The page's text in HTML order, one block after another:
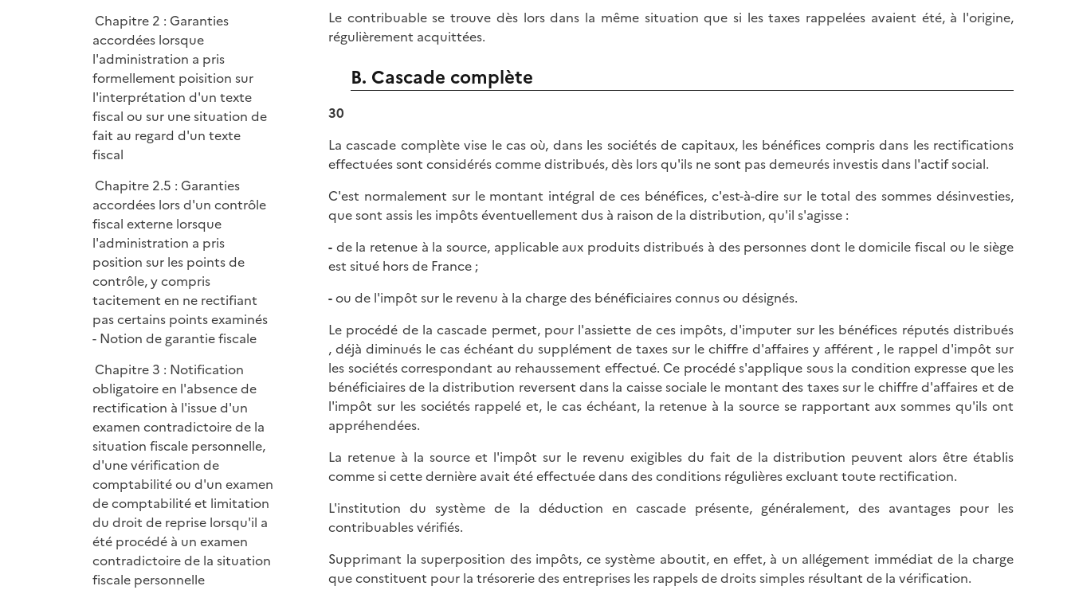
Chapitre 2 : Garanties
accordées lorsque
l'administration a pris
formellement poisition sur
l'interprétation d'un texte
fiscal ou sur une situation de
fait au regard d'un texte
fiscal
Chapitre 2.5 : Garanties
accordées lors d'un contrôle
fiscal externe lorsque
l'administration a pris
position sur les points de
contrôle, y compris
tacitement en ne rectifiant
pas certains points examinés
- Notion de garantie fiscale
Chapitre 3 : Notification
obligatoire en l'absence de
rectification à l'issue d'un
examen contradictoire de la
situation fiscale personnelle,
d'une vérification de
comptabilité ou d'un examen
de comptabilité et limitation
du droit de reprise lorsqu'il a
été procédé à un examen
contradictoire de la situation
fiscale personnelle
Le contribuable se trouve dès lors dans la même situation que si les taxes rappelées avaient été, à l'origine,
régulièrement acquittées.
B. Cascade complète
30
La cascade complète vise le cas où, dans les sociétés de capitaux, les bénéfices compris dans les rectifications
effectuées sont considérés comme distribués, dès lors qu'ils ne sont pas demeurés investis dans l'actif social.
C'est normalement sur le montant intégral de ces bénéfices, c'est-à-dire sur le total des sommes désinvesties,
que sont assis les impôts éventuellement dus à raison de la distribution, qu'il s'agisse :
- de la retenue à la source, applicable aux produits distribués à des personnes dont le domicile fiscal ou le siège
est situé hors de France ;
-ou de l'impôt sur le revenu à la charge des bénéficiaires connus ou désignés.
Le procédé de la cascade permet, pour l'assiette de ces impôts, d'imputer sur les bénéfices réputés distribués
, déjà diminués le cas échéant du supplément de taxes sur le chiffre d'affaires y afférent , le rappel d'impôt sur
les sociétés correspondant au rehaussement effectué. Ce procédé s'applique sous la condition expresse que les
bénéficiaires de la distribution reversent dans la caisse sociale le montant des taxes sur le chiffre d'affaires et de
l'impôt sur les sociétés rappelé et, le cas échéant, la retenue à la source se rapportant aux sommes qu'ils ont
appréhendées.
La retenue à la source et l'impôt sur le revenu exigibles du fait de la distribution peuvent alors être établis
comme si cette dernière avait été effectuée dans des conditions régulières excluant toute rectification.
L'institution du système de la déduction en cascade présente, généralement, des avantages pour les
contribuables vérifiés.
Supprimant la superposition des impôts, ce système aboutit, en effet, à un allégement immédiat de la charge
que constituent pour la trésorerie des entreprises les rappels de droits simples résultant de la vérification.